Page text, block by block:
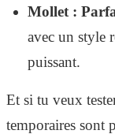
Mollet :
avec un style
puissant.
Et si tu veux
temporaires sont